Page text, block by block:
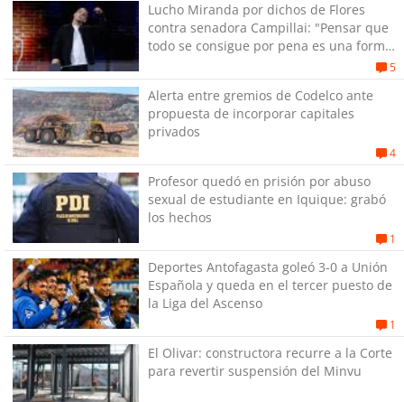
Lucho Miranda por dichos de Flores
contra senadora Campillai: "Pensar que
todo se consigue por pena es una forma
5
Alerta entre gremios de Codelco ante
propuesta de incorporar capitales
privados
4
Profesor quedó en prisión por abuso
sexual de estudiante en Iquique: grabó
los hechos
1
Deportes Antofagasta goleó 3-0 a Unión
Española y queda en el tercer puesto de
la Liga del Ascenso
1
El Olivar: constructora recurre a la Corte
para revertir suspensión del Minvu